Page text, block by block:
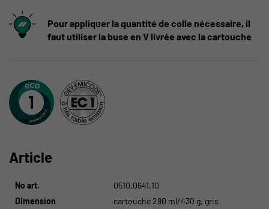
Pour appliquer la quantité de colle nécessaire, il
faut utiliser la buse en V livrée avec la cartouche
Article
No art.
0510.0641.10
Dimension
cartouche 290 ml/430 g, gris